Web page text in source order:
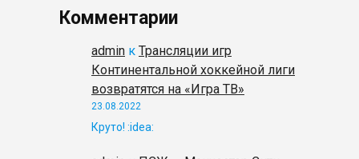
Комментарии
admin к Трансляции игр
Континентальной хоккейной лиги
возвратятся на «Игра ТВ»
23.08.2022
Круто! :idea: